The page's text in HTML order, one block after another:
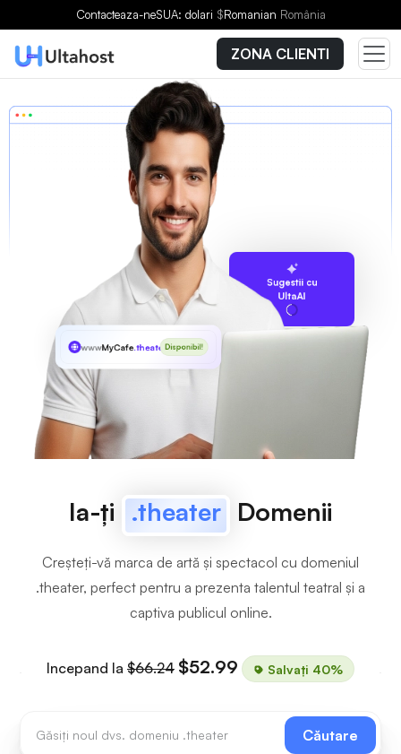
Contacteaza-neSUA: dolari $Romanian România
ZONA CLIENTI
Sugestii cu
UltaAI
wwwMyCafe.theaterDisponibil!
Ia-ți .theater Domenii
Creșteți-vă marca de artă și spectacol cu domeniul
.theater, perfect pentru a prezenta talentul teatral și a
captiva publicul online.
Incepand la $66.24 $52.99 Salvați 40%
Căutare